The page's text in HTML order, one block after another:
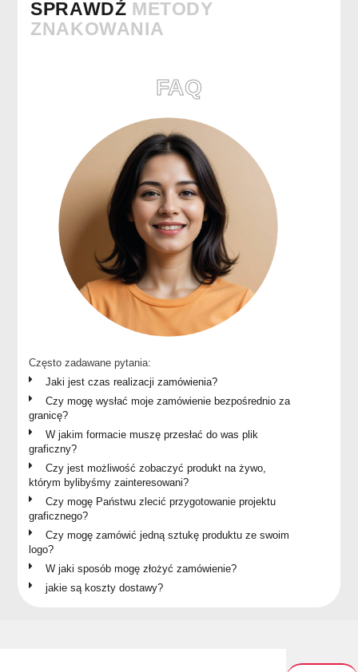
SPRAWDŹ METODY
ZNAKOWANIA
FAQ
Często zadawane pytania:
Jaki jest czas realizacji zamówienia?
Czy mogę wysłać moje zamówienie bezpośrednio za
granicę?
W jakim formacie muszę przesłać do was plik
graficzny?
Czy jest możliwość zobaczyć produkt na żywo,
którym bylibyśmy zainteresowani?
Czy mogę Państwu zlecić przygotowanie projektu
graficznego?
Czy mogę zamówić jedną sztukę produktu ze swoim
logo?
W jaki sposób mogę złożyć zamówienie?
jakie są koszty dostawy?